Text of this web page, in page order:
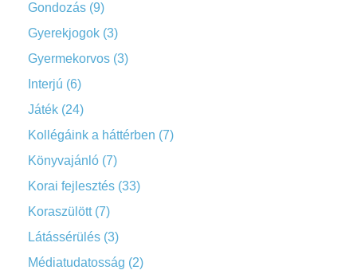
Gondozás (9)
Gyerekjogok (3)
Gyermekorvos (3)
Interjú (6)
Játék (24)
Kollégáink a háttérben (7)
Könyvajánló (7)
Korai fejlesztés (33)
Koraszülött(7)
Látássérülés (3)
Médiatudatosság (2)